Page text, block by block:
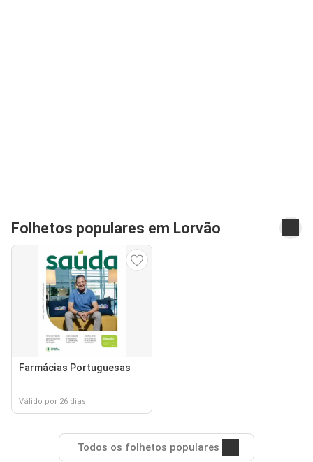
Folhetos populares em Lorvão
Farmácias Portuguesas
Válido por 26 dias
Todos os folhetos populares